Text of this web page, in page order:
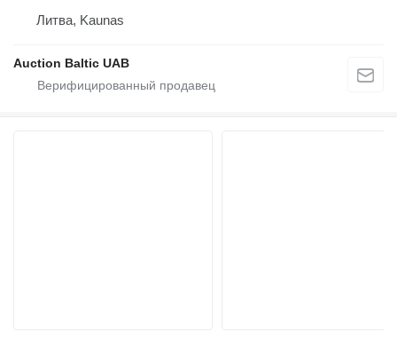
Литва, Kaunas
Auction Baltic UAB